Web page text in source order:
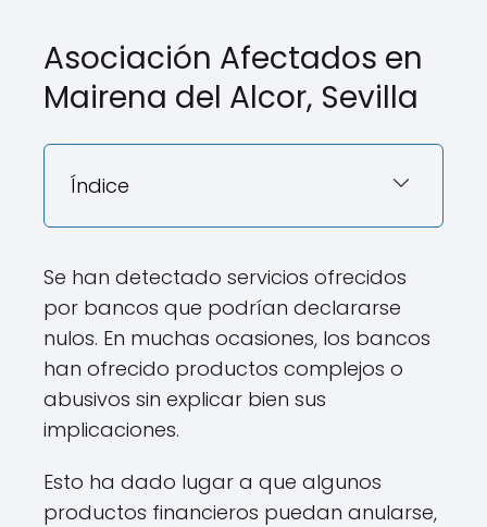
Asociación Afectados en
Mairena del Alcor, Sevilla
Índice
Se han detectado servicios ofrecidos
por bancos que podrían declararse
nulos. En muchas ocasiones, los bancos
han ofrecido productos complejos o
abusivos sin explicar bien sus
implicaciones.
Esto ha dado lugar a que algunos
productos financieros puedan anularse,